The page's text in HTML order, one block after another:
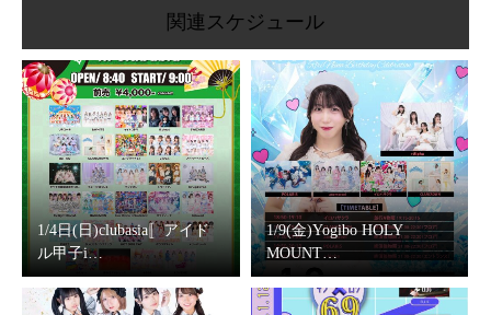
関連スケジュール
1/4日(日)clubasia〚アイド
ル甲子i…
1/9(金)Yogibo HOLY
MOUNT…